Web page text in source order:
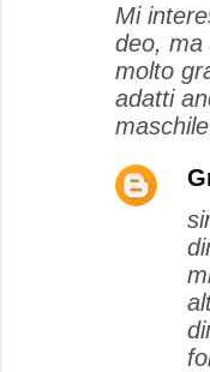
Mi
deo, ma
molto
adatti